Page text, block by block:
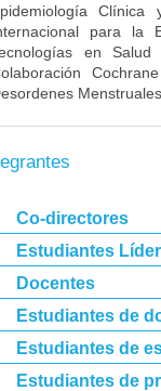
para la
en
Co-directores
Estudiantes
Docentes
Estudiantes de
Estudiantes de
Estudiantes de